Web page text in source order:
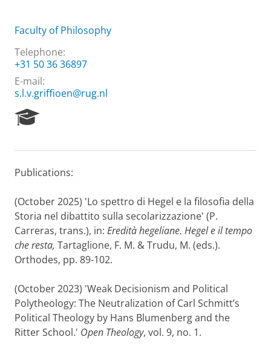
Faculty of Philosophy
Telephone:
+31 50 36 36897
E-mail:
s.l.v.griffioen@rug.nl
e
r
h
P
o
r
t
a
Publications:
(October 2025) 'Lo spettro di Hegel e la filosofia della
Storia nel dibattito sulla secolarizzazione' (P.
Carreras, trans.), in: Eredità hegeliane. Hegel e il tempo
che resta, Tartaglione, F. M. & Trudu, M. (eds.).
Orthodes, pp. 89-102.
(October 2023) 'Weak Decisionism and Political
Polytheology: The Neutralization of Carl Schmitt’s
Political Theology by Hans Blumenberg and the
Ritter School.' Open Theology, vol. 9, no. 1.